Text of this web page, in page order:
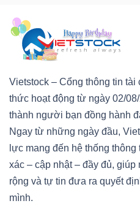
Vietstock – Cổng thông tin
thức hoạt động từ ngày 02/
thành người bạn đồng hành
Ngay từ những ngày đầu,
lực mang đến hệ thống
xác – cập nhật – đầy đủ,
rộng và tự tin đưa ra quyết
mình.